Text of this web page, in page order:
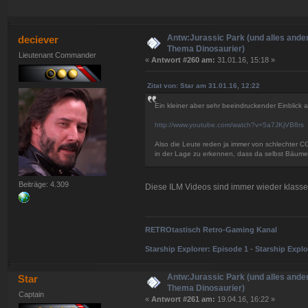
deciever
Lieutenant Commander
Beiträge: 4.309
Antw:Jurassic Park (und alles
Thema Dinosaurier)
« Antwort #260 am: 31.01.16, 15:18 »
Zitat von: Star am 31.01.16, 12:22
Ein kleiner aber sehr beeindruckender Einblick
http://www.youtube.com/watch?v=5a7JKjVB8rs
Also die Leute reden ja immer von schlechter
in der Lage zu erkennen, dass da selbst
Diese ILM Videos sind immer wieder
RETROtastisch Retro-Gaming Kanal
Starship Explorer: Episode 1 - Starship
Star
Captain
Antw:Jurassic Park (und alles
Thema Dinosaurier)
« Antwort #261 am: 19.04.16, 16:22 »